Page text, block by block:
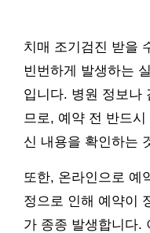
치매 조기검진 받을
빈번하게 발생하는
입니다. 병원 정보나
므로, 예약 전 반드
신 내용을 확인하는
또한, 온라인으로 예
정으로 인해 예약이
가 종종 발생합니다.